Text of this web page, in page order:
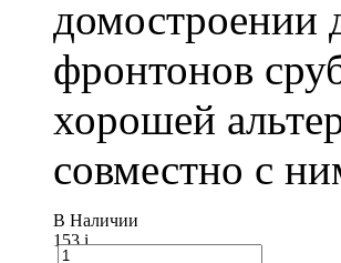
домостроении
фронтонов
хорошей
совместно с
В Наличии
153i